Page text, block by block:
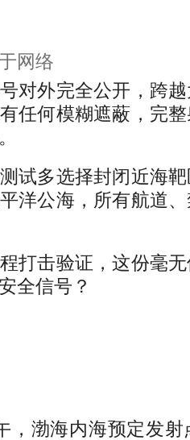
网络
对外完全公开，跨
任何模糊遮蔽，完
试多选择封闭近海
洋公海，所有航道
打击验证，这份毫
全信号？
，渤海内海预定发